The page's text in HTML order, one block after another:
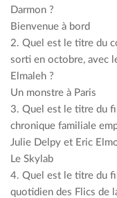
Darmon ?
Bienvenue à bord
2. Quel est le titre du
sorti en octobre, avec
Elmaleh ?
Un monstre à Paris
3. Quel est le titre du
chronique familiale
Julie Delpy et Eric
Le Skylab
4. Quel est le titre du
quotidien des Flics de